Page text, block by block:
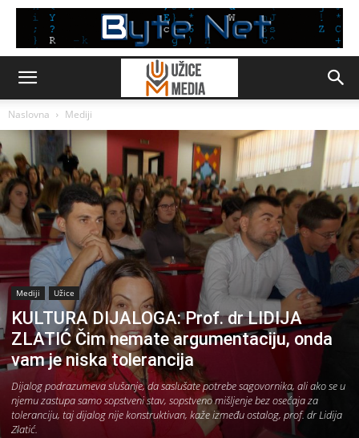
Naslovna Mediji
Mediji Užice
KULTURA DIJALOGA: Prof. dr LIDIJA
ZLATIĆ Čim nemate argumentaciju, onda
vam je niska tolerancija
Dijalog podrazumeva slušanje, da saslušate potrebe sagovornika, ali ako se u
njemu zastupa samo sopstveni stav, sopstveno mišljenje bez osećaja za
toleranciju, taj dijalog nije konstruktivan, kaže između ostalog, prof. dr Lidija
Zlatić.